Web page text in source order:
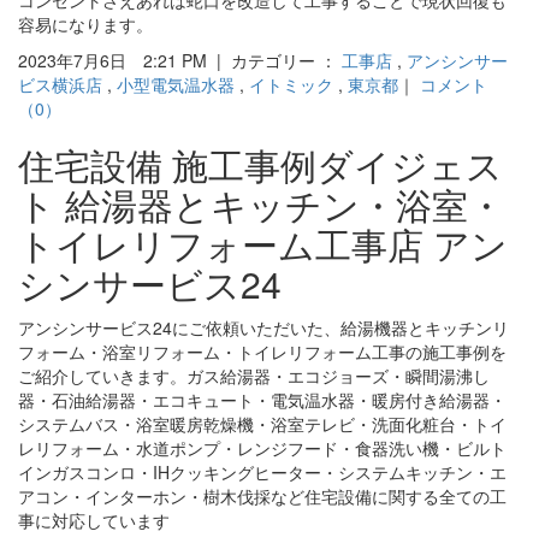
容易になります。
2023年7月6日 2:21 PM | カテゴリー ： 工事店 , アンシンサー
ビス横浜店 , 小型電気温水器 , イトミック , 東京都 ｜ コメント
（0）
住宅設備 施工事例ダイジェス
ト 給湯器とキッチン・浴室・
トイレリフォーム工事店 アン
シンサービス24
アンシンサービス24にご依頼いただいた、給湯機器とキッチンリ
フォーム・浴室リフォーム・トイレリフォーム工事の施工事例を
ご紹介していきます。ガス給湯器・エコジョーズ・瞬間湯沸し
器・石油給湯器・エコキュート・電気温水器・暖房付き給湯器・
システムバス・浴室暖房乾燥機・浴室テレビ・洗面化粧台・トイ
レリフォーム・水道ポンプ・レンジフード・食器洗い機・ビルト
インガスコンロ・IHクッキングヒーター・システムキッチン・エ
アコン・インターホン・樹木伐採など住宅設備に関する全ての工
事に対応しています